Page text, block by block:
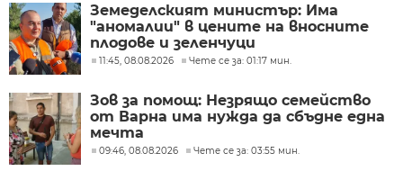
Земеделският министър: Има
"аномалии" в цените на вносните
плодове и зеленчуци
11:45, 08.08.2026 Чете се за: 01:17 мин.
Зов за помощ: Незрящо семейство
от Варна има нужда да сбъдне една
мечта
09:46, 08.08.2026 Чете се за: 03:55 мин.